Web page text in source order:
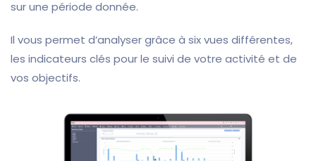
sur une période donnée.
Il vous permet d’analyser grâce à six vues différentes,
les indicateurs clés pour le suivi de votre activité et de
vos objectifs.